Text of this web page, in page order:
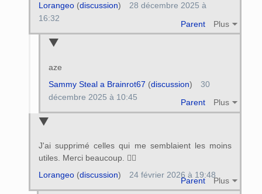
Parent Plus
Lorangeo(discussion)
28 décembre 2025 à
16:32
aze
Parent Plus
Sammy Steal a Brainrot67 (discussion)
30
décembre 2025 à 10:45
J'ai supprimé celles qui me semblaient les moins
utiles. Merci beaucoup. 👍🏻
Parent Plus
Lorangeo(discussion) 24 février 2026 à 19:48